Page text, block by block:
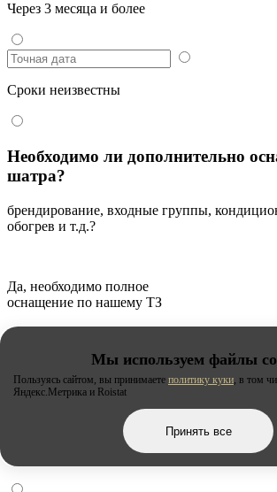
Через 3 месяца и более
Сроки неизвестны
Необходимо ли дополнительно
шатра?
брендирование, входные группы,
обогрев и т.д.?
Да, необходимо полное
оснащение по нашему ТЗ
Необходимо частичное оснащение
Затрудняюсь ответить
Мы используем файлы
Пользуясь сайтом, вы принимаете политику куки, в том
Яндекс.Метрика и Roistat
Принять все